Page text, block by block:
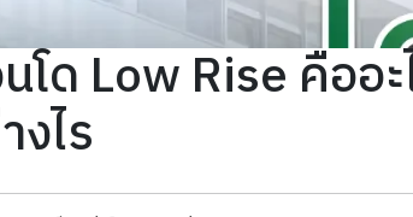
โด Low Rise คืออ
งไร